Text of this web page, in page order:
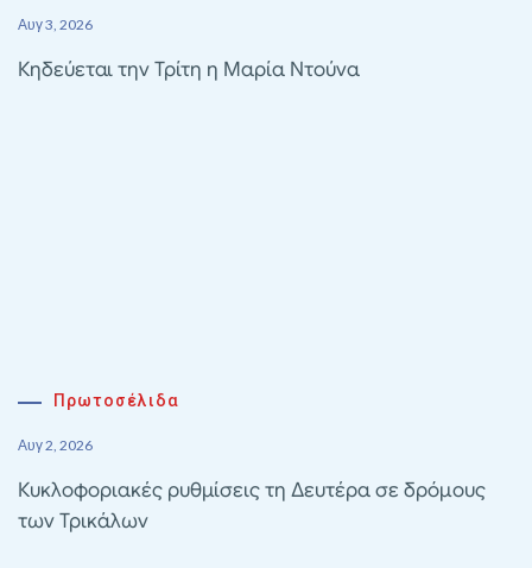
Αυγ 3, 2026
Κηδεύεται την Τρίτη η Μαρία Ντούνα
Πρωτοσέλιδα
Αυγ 2, 2026
Κυκλοφοριακές ρυθμίσεις τη Δευτέρα σε δρόμους
των Τρικάλων